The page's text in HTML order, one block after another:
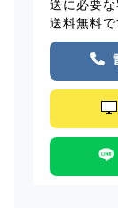
送に必要
送料無料で